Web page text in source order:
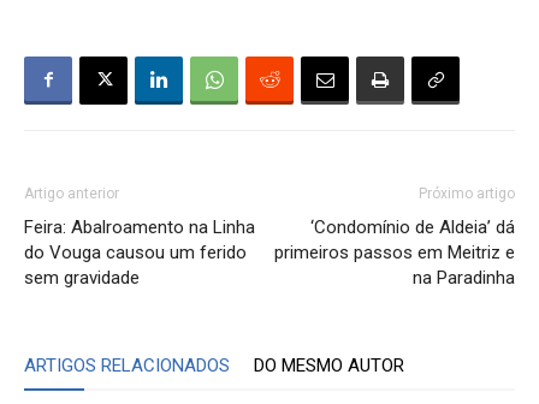
Artigo anterior
Feira: Abalroamento na Linha
do Vouga causou um ferido
sem gravidade
Próximo artigo
‘Condomínio de Aldeia’ dá
primeiros passos em Meitriz e
na Paradinha
ARTIGOS RELACIONADOS DO MESMO AUTOR